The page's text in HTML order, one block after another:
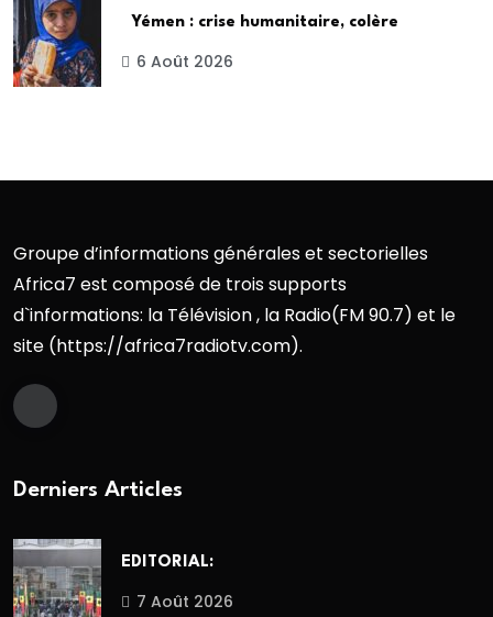
Yémen : crise humanitaire, colère
6 Août 2026
Groupe d’informations générales et sectorielles
Africa7 est composé de trois supports
d`informations: la Télévision , la Radio(FM 90.7) et le
site (https://africa7radiotv.com).
Derniers Articles
EDITORIAL:
7 Août 2026